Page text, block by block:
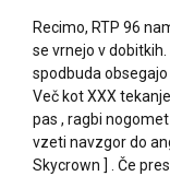
Recimo, RTP 96
se vrnejo v
spodbuda
Več kot XXX
pas , ragbi
vzeti navzgor do
Skycrown ] . Če